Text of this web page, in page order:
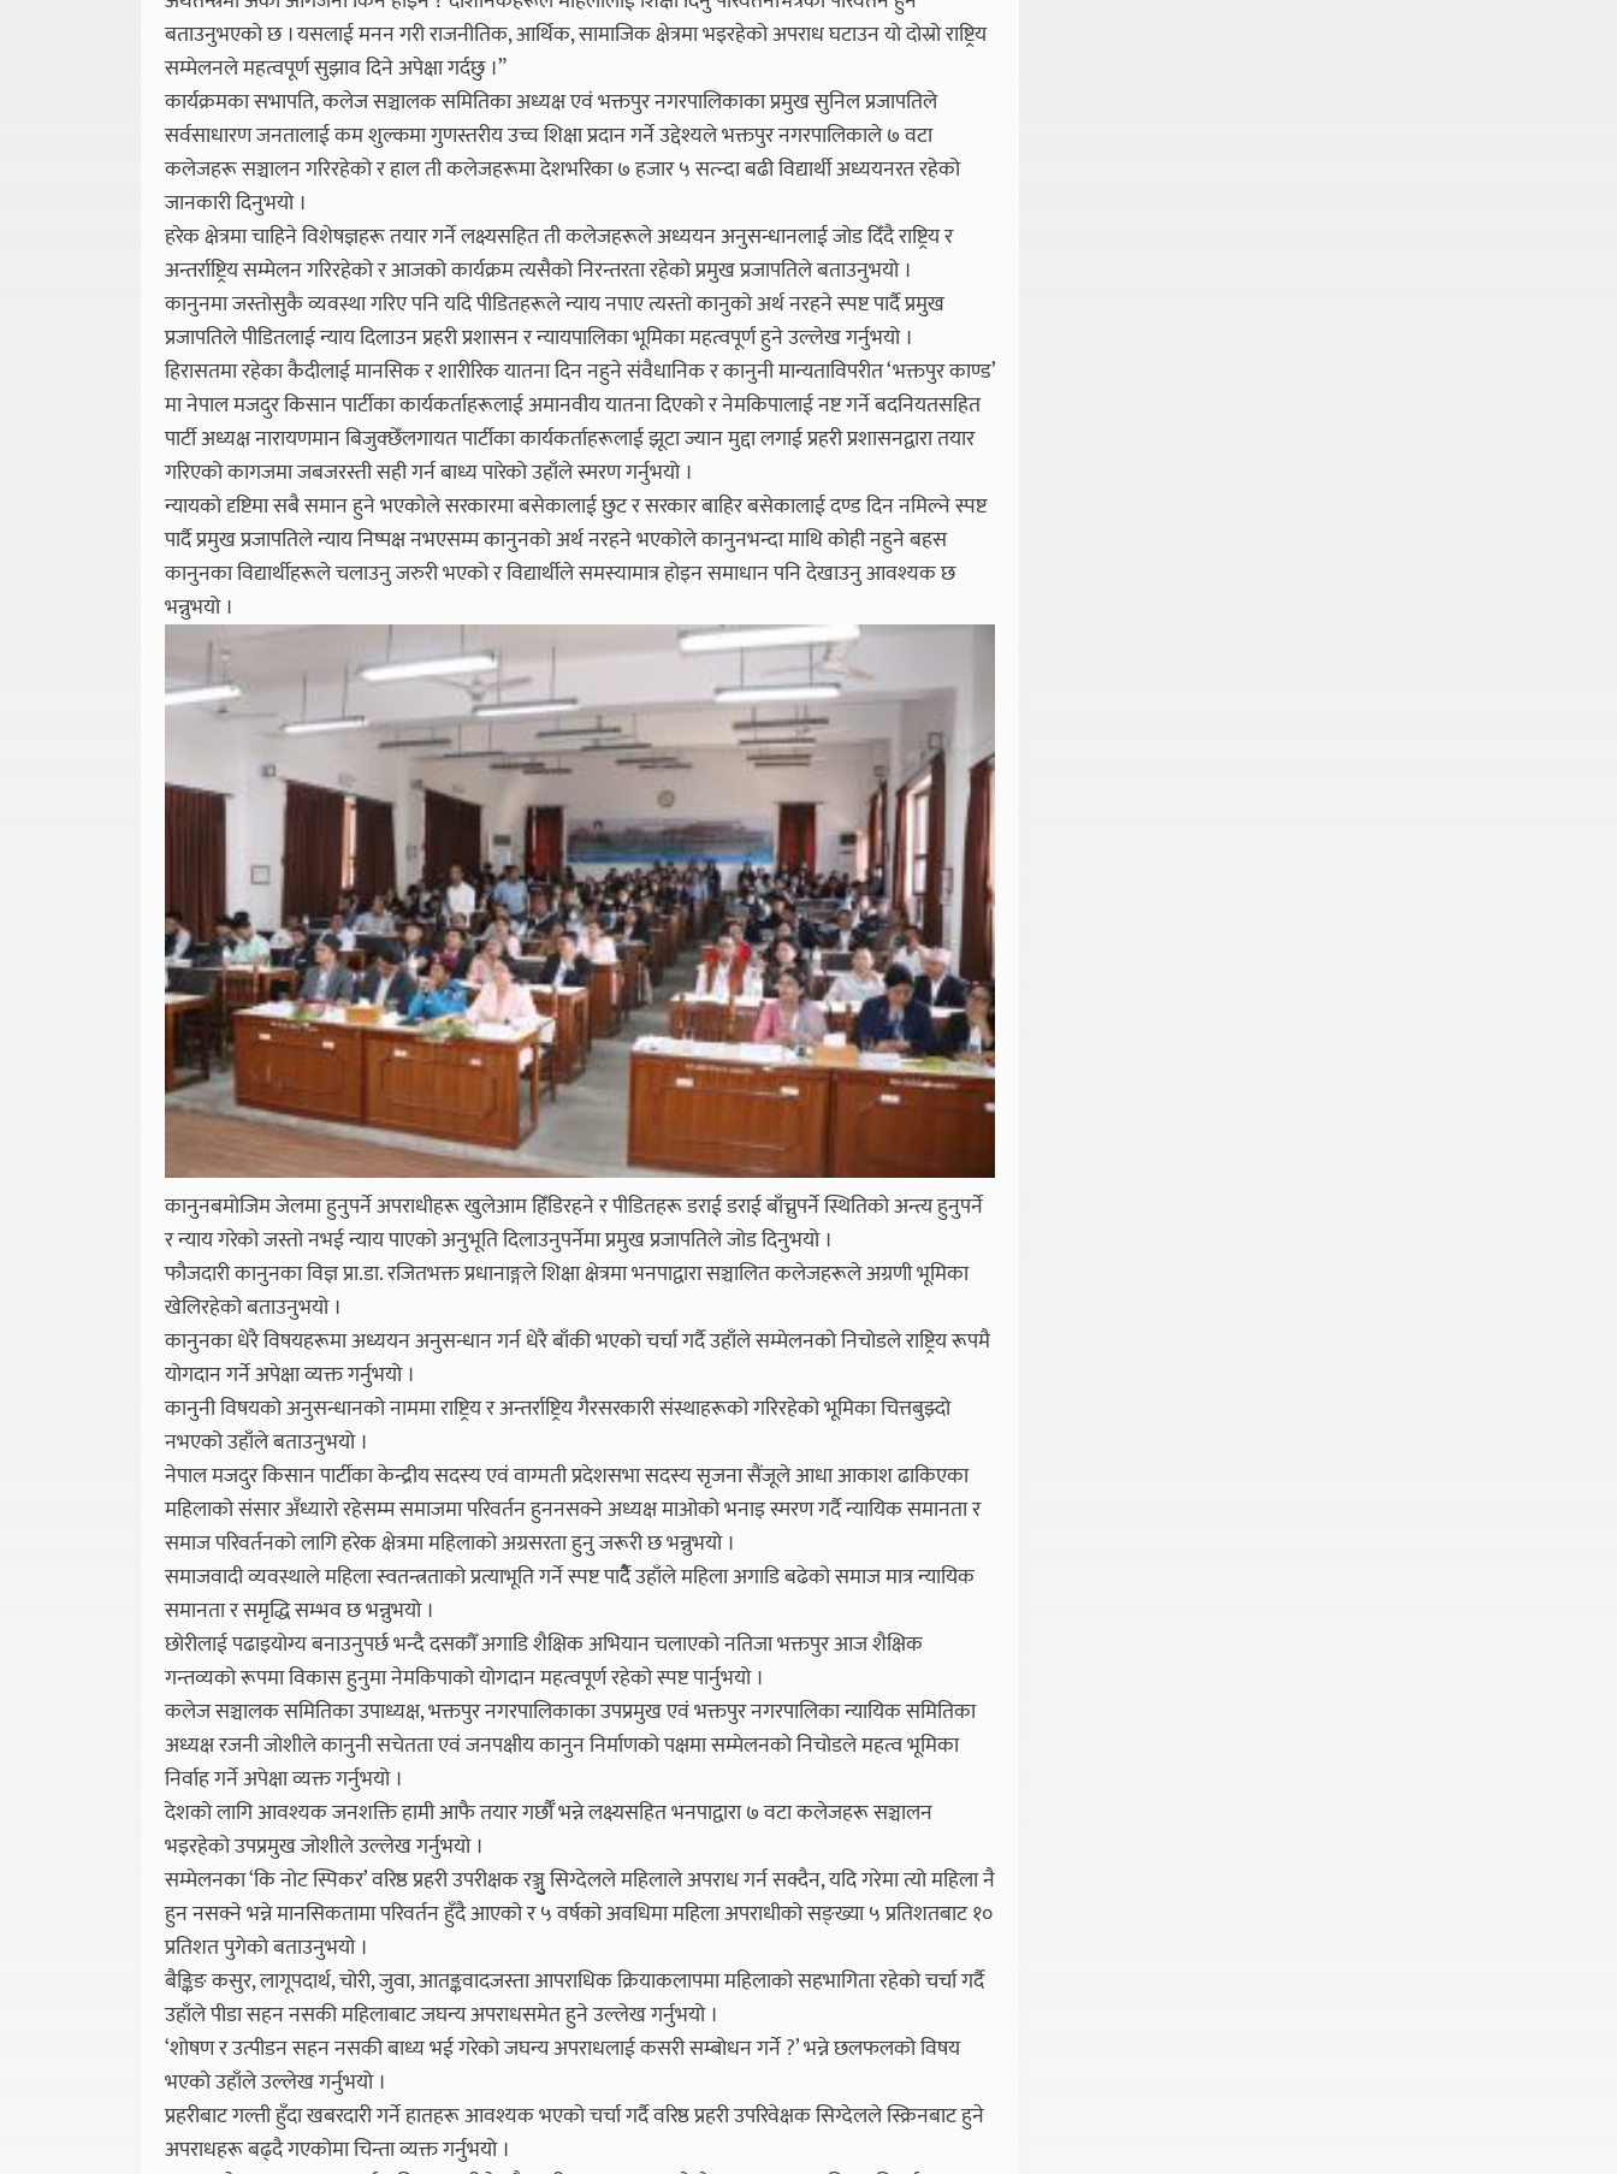
बताउनुभएको छ । यसलाई मनन गरी राजनीतिक, आर्थिक, सामाजिक क्षेत्रमा भइरहेको अपराध घटाउन यो दोस्रो राष्ट्रिय
सम्मेलनले महत्वपूर्ण सुझाव दिने अपेक्षा गर्दछु ।”
कार्यक्रमका सभापति, कलेज सञ्चालक समितिका अध्यक्ष एवं भक्तपुर नगरपालिकाका प्रमुख सुनिल प्रजापतिले
सर्वसाधारण जनतालाई कम शुल्कमा गुणस्तरीय उच्च शिक्षा प्रदान गर्ने उद्देश्यले भक्तपुर नगरपालिकाले ७ वटा
कलेजहरू सञ्चालन गरिरहेको र हाल ती कलेजहरूमा देशभरिका ७ हजार ५ सत्न्दा बढी विद्यार्थी अध्ययनरत रहेको
जानकारी दिनुभयो ।
हरेक क्षेत्रमा चाहिने विशेषज्ञहरू तयार गर्ने लक्ष्यसहित ती कलेजहरूले अध्ययन अनुसन्धानलाई जोड दिँदै राष्ट्रिय र
अन्तर्राष्ट्रिय सम्मेलन गरिरहेको र आजको कार्यक्रम त्यसैको निरन्तरता रहेको प्रमुख प्रजापतिले बताउनुभयो ।
कानुनमा जस्तोसुकै व्यवस्था गरिए पनि यदि पीडितहरूले न्याय नपाए त्यस्तो कानुको अर्थ नरहने स्पष्ट पार्दै प्रमुख
प्रजापतिले पीडितलाई न्याय दिलाउन प्रहरी प्रशासन र न्यायपालिका भूमिका महत्वपूर्ण हुने उल्लेख गर्नुभयो ।
हिरासतमा रहेका कैदीलाई मानसिक र शारीरिक यातना दिन नहुने संवैधानिक र कानुनी मान्यताविपरीत ‘भक्तपुर काण्ड’
मा नेपाल मजदुर किसान पार्टीका कार्यकर्ताहरूलाई अमानवीय यातना दिएको र नेमकिपालाई नष्ट गर्ने बदनियतसहित
पार्टी अध्यक्ष नारायणमान बिजुक्छेँलगायत पार्टीका कार्यकर्ताहरूलाई झूटा ज्यान मुद्दा लगाई प्रहरी प्रशासनद्वारा तयार
गरिएको कागजमा जबजरस्ती सही गर्न बाध्य पारेको उहाँले स्मरण गर्नुभयो ।
न्यायको दृष्टिमा सबै समान हुने भएकोले सरकारमा बसेकालाई छुट र सरकार बाहिर बसेकालाई दण्ड दिन नमिल्ने स्पष्ट
पार्दै प्रमुख प्रजापतिले न्याय निष्पक्ष नभएसम्म कानुनको अर्थ नरहने भएकोले कानुनभन्दा माथि कोही नहुने बहस
कानुनका विद्यार्थीहरूले चलाउनु जरुरी भएको र विद्यार्थीले समस्यामात्र होइन समाधान पनि देखाउनु आवश्यक छ
भन्नुभयो ।
कानुनबमोजिम जेलमा हुनुपर्ने अपराधीहरू खुलेआम हिँडिरहने र पीडितहरू डराई डराई बाँच्नुपर्ने स्थितिको अन्त्य हुनुपर्ने
र न्याय गरेको जस्तो नभई न्याय पाएको अनुभूति दिलाउनुपर्नेमा प्रमुख प्रजापतिले जोड दिनुभयो ।
फौजदारी कानुनका विज्ञ प्रा.डा. रजितभक्त प्रधानाङ्गले शिक्षा क्षेत्रमा भनपाद्वारा सञ्चालित कलेजहरूले अग्रणी भूमिका
खेलिरहेको बताउनुभयो ।
कानुनका धेरै विषयहरूमा अध्ययन अनुसन्धान गर्न धेरै बाँकी भएको चर्चा गर्दै उहाँले सम्मेलनको निचोडले राष्ट्रिय रूपमै
योगदान गर्ने अपेक्षा व्यक्त गर्नुभयो ।
कानुनी विषयको अनुसन्धानको नाममा राष्ट्रिय र अन्तर्राष्ट्रिय गैरसरकारी संस्थाहरूको गरिरहेको भूमिका चित्तबुझ्दो
नभएको उहाँले बताउनुभयो ।
नेपाल मजदुर किसान पार्टीका केन्द्रीय सदस्य एवं वाग्मती प्रदेशसभा सदस्य सृजना सैंजूले आधा आकाश ढाकिएका
महिलाको संसार अँध्यारो रहेसम्म समाजमा परिवर्तन हुननसक्ने अध्यक्ष माओको भनाइ स्मरण गर्दै न्यायिक समानता र
समाज परिवर्तनको लागि हरेक क्षेत्रमा महिलाको अग्रसरता हुनु जरूरी छ भन्नुभयो ।
समाजवादी व्यवस्थाले महिला स्वतन्त्रताको प्रत्याभूति गर्ने स्पष्ट पार्दैै उहाँले महिला अगाडि बढेको समाज मात्र न्यायिक
समानता र समृद्धि सम्भव छ भन्नुभयो ।
छोरीलाई पढाइयोग्य बनाउनुपर्छ भन्दै दसकौँ अगाडि शैक्षिक अभियान चलाएको नतिजा भक्तपुर आज शैक्षिक
गन्तव्यको रूपमा विकास हुनुमा नेमकिपाको योगदान महत्वपूर्ण रहेको स्पष्ट पार्नुभयो ।
कलेज सञ्चालक समितिका उपाध्यक्ष, भक्तपुर नगरपालिकाका उपप्रमुख एवं भक्तपुर नगरपालिका न्यायिक समितिका
अध्यक्ष रजनी जोशीले कानुनी सचेतता एवं जनपक्षीय कानुन निर्माणको पक्षमा सम्मेलनको निचोडले महत्व भूमिका
निर्वाह गर्ने अपेक्षा व्यक्त गर्नुभयो ।
देशको लागि आवश्यक जनशक्ति हामी आफै तयार गर्छौँ भन्ने लक्ष्यसहित भनपाद्वारा ७ वटा कलेजहरू सञ्चालन
भइरहेको उपप्रमुख जोशीले उल्लेख गर्नुभयो ।
सम्मेलनका ‘कि नोट स्पिकर’ वरिष्ठ प्रहरी उपरीक्षक रञ्जुु सिग्देलले महिलाले अपराध गर्न सक्दैन, यदि गरेमा त्यो महिला नै
हुन नसक्ने भन्ने मानसिकतामा परिवर्तन हुँदै आएको र ५ वर्षको अवधिमा महिला अपराधीको सङ्ख्या ५ प्रतिशतबाट १०
प्रतिशत पुगेको बताउनुभयो ।
बैङ्किङ कसुर, लागूपदार्थ, चोरी, जुवा, आतङ्कवादजस्ता आपराधिक क्रियाकलापमा महिलाको सहभागिता रहेको चर्चा गर्दै
उहाँले पीडा सहन नसकी महिलाबाट जघन्य अपराधसमेत हुने उल्लेख गर्नुभयो ।
‘शोषण र उत्पीडन सहन नसकी बाध्य भई गरेको जघन्य अपराधलाई कसरी सम्बोधन गर्ने ?’ भन्ने छलफलको विषय
भएको उहाँले उल्लेख गर्नुभयो ।
प्रहरीबाट गल्ती हुँदा खबरदारी गर्ने हातहरू आवश्यक भएको चर्चा गर्दै वरिष्ठ प्रहरी उपरिवेक्षक सिग्देलले स्क्रिनबाट हुने
अपराधहरू बढ्दै गएकोमा चिन्ता व्यक्त गर्नुभयो ।